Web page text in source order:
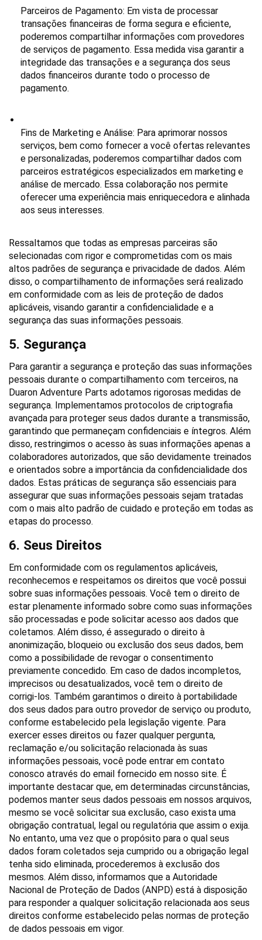
Parceiros de Pagamento: Em vista de processar
transações financeiras de forma segura e eficiente,
poderemos compartilhar informações com provedores
de serviços de pagamento. Essa medida visa garantir a
integridade das transações e a segurança dos seus
dados financeiros durante todo o processo de
pagamento.
Fins de Marketing e Análise: Para aprimorar nossos
serviços, bem como fornecer a você ofertas relevantes
e personalizadas, poderemos compartilhar dados com
parceiros estratégicos especializados em marketing e
análise de mercado. Essa colaboração nos permite
oferecer uma experiência mais enriquecedora e alinhada
aos seus interesses.
Ressaltamos que todas as empresas parceiras são
selecionadas com rigor e comprometidas com os mais
altos padrões de segurança e privacidade de dados. Além
disso, o compartilhamento de informações será realizado
em conformidade com as leis de proteção de dados
aplicáveis, visando garantir a confidencialidade e a
segurança das suas informações pessoais.
5. Segurança
Para garantir a segurança e proteção das suas informações
pessoais durante o compartilhamento com terceiros, na
Duaron Adventure Parts adotamos rigorosas medidas de
segurança. Implementamos protocolos de criptografia
avançada para proteger seus dados durante a transmissão,
garantindo que permaneçam confidenciais e íntegros. Além
disso, restringimos o acesso às suas informações apenas a
colaboradores autorizados, que são devidamente treinados
e orientados sobre a importância da confidencialidade dos
dados. Estas práticas de segurança são essenciais para
assegurar que suas informações pessoais sejam tratadas
com o mais alto padrão de cuidado e proteção em todas as
etapas do processo.
6. Seus Direitos
Em conformidade com os regulamentos aplicáveis,
reconhecemos e respeitamos os direitos que você possui
sobre suas informações pessoais. Você tem o direito de
estar plenamente informado sobre como suas informações
são processadas e pode solicitar acesso aos dados que
coletamos. Além disso, é assegurado o direito à
anonimização, bloqueio ou exclusão dos seus dados, bem
como a possibilidade de revogar o consentimento
previamente concedido. Em caso de dados incompletos,
imprecisos ou desatualizados, você tem o direito de
corrigi-los. Também garantimos o direito à portabilidade
dos seus dados para outro provedor de serviço ou produto,
conforme estabelecido pela legislação vigente. Para
exercer esses direitos ou fazer qualquer pergunta,
reclamação e/ou solicitação relacionada às suas
informações pessoais, você pode entrar em contato
conosco através do email fornecido em nosso site. É
importante destacar que, em determinadas circunstâncias,
podemos manter seus dados pessoais em nossos arquivos,
mesmo se você solicitar sua exclusão, caso exista uma
obrigação contratual, legal ou regulatória que assim o exija.
No entanto, uma vez que o propósito para o qual seus
dados foram coletados seja cumprido ou a obrigação legal
tenha sido eliminada, procederemos à exclusão dos
mesmos. Além disso, informamos que a Autoridade
Nacional de Proteção de Dados (ANPD) está à disposição
para responder a qualquer solicitação relacionada aos seus
direitos conforme estabelecido pelas normas de proteção
de dados pessoais em vigor.